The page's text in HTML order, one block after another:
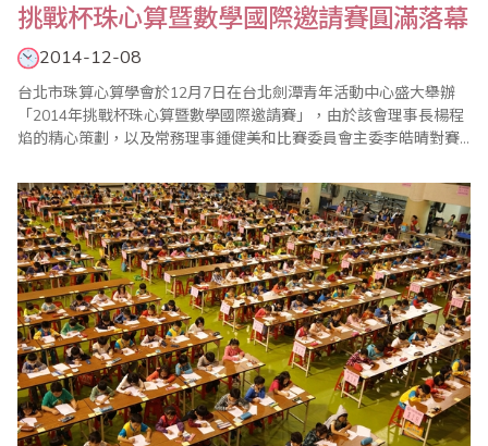
挑戰杯珠心算暨數學國際邀請賽圓滿落幕
2014-12-08
台北市珠算心算學會於12月7日在台北劍潭青年活動中心盛大舉辦
「2014年挑戰杯珠心算暨數學國際邀請賽」，由於該會理事長楊程
焰的精心策劃，以及常務理事鍾健美和比賽委員會主委李皓晴對賽
功。 大會開始進行選手宣誓，李庭彣同學帶領選手宣誓恪遵比賽規
則並服從裁判長之判決。比賽中有緊張刺激的【唸心算比賽】，一
般的心算比賽很少舉辦此項目，因選手須備..